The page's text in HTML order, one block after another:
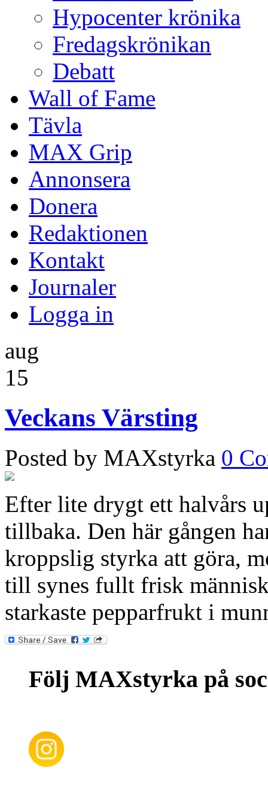
Hypocenter krönika
Fredagskrönikan
Debatt
Wall of Fame
Tävla
MAX Grip
Annonsera
Donera
Redaktionen
Kontakt
Journaler
Logga in
aug
15
Veckans Värsting
Posted by MAXstyrka 0
Efter lite drygt ett halvårs
tillbaka. Den här gången
kroppslig styrka att göra,
till synes fullt frisk
starkaste pepparfrukt i
Följ MAXstyrka på